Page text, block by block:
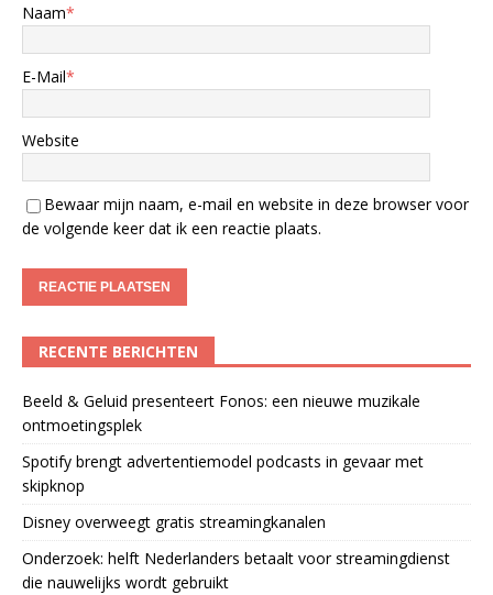
Naam*
E-Mail*
Website
Bewaar mijn naam, e-mail en website in deze browser voor
de volgende keer dat ik een reactie plaats.
RECENTE BERICHTEN
Beeld & Geluid presenteert Fonos: een nieuwe muzikale
ontmoetingsplek
Spotify brengt advertentiemodel podcasts in gevaar met
skipknop
Disney overweegt gratis streamingkanalen
Onderzoek: helft Nederlanders betaalt voor streamingdienst
die nauwelijks wordt gebruikt